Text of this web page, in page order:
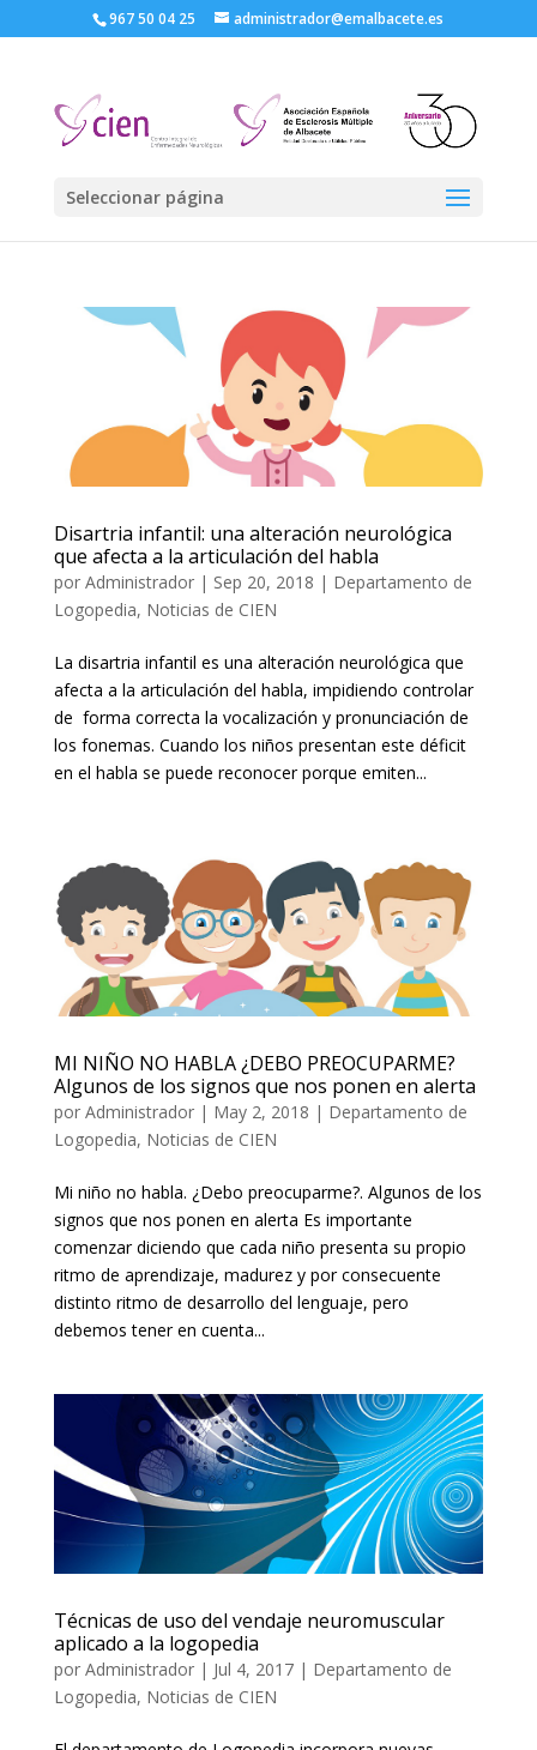
967 50 04 25 administrador@emalbacete.es
Seleccionar página
Disartria infantil: una alteración neurológica
que afecta a la articulación del habla
por Administrador| Sep 20, 2018 | Departamento de
Logopedia, Noticias de CIEN
La disartria infantil es una alteración neurológica que
afecta a la articulación del habla, impidiendo controlar
de forma correcta la vocalización y pronunciación de
los fonemas. Cuando los niños presentan este déficit
en el habla se puede reconocer porque emiten...
MI NIÑO NO HABLA ¿DEBO PREOCUPARME?
Algunos de los signos que nos ponen en alerta
por Administrador| May 2, 2018 | Departamento de
Logopedia, Noticias de CIEN
Mi niño no habla. ¿Debo preocuparme?. Algunos de los
signos que nos ponen en alerta Es importante
comenzar diciendo que cada niño presenta su propio
ritmo de aprendizaje, madurez y por consecuente
distinto ritmo de desarrollo del lenguaje, pero
debemos tener en cuenta...
Técnicas de uso del vendaje neuromuscular
aplicado a la logopedia
por Administrador| Jul 4, 2017| Departamento de
Logopedia, Noticias de CIEN